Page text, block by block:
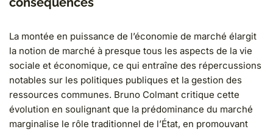
La montée en puissance de l’économie de marché élargit
la notion de marché à presque tous les aspects de la vie
sociale et économique, ce qui entraîne des répercussions
notables sur les politiques publiques et la gestion des
ressources communes. Bruno Colmant critique cette
évolution en soulignant que la prédominance du marché
marginalise le rôle traditionnel de l’État, en promouvant